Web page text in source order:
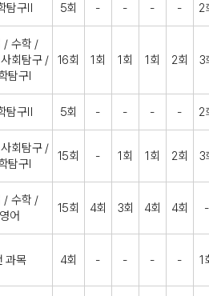
탐구Ⅱ 5회 - - - - 2
/ 수학 /
회탐구 /
탐구Ⅰ
16회 1회 1회 1회 2회 3
탐구Ⅱ 5회 - - - - 2
회탐구 /
탐구Ⅰ
15회 - 1회 1회 2회 3
/ 수학 /
영어
15회 4회 3회 4회 4회 -
과목 4회 - - - - 1